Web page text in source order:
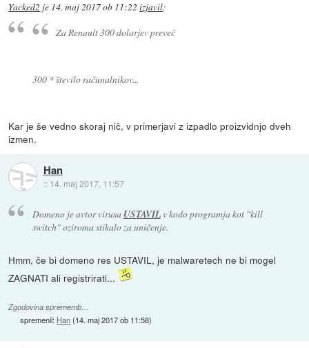
Yacked2 je 14. maj 2017 ob 11:22 izjavil:
Za Renault 300 dolarjev preveč
300 * število računalnikov...
Kar je še vedno skoraj nič, v primerjavi z izpadlo proizvidnjo dveh
izmen.
Han
:: 14. maj 2017, 11:57
Domeno je avtor virusa USTAVILv kodo programja kot "kill
switch" oziroma stikalo za uničenje.
Hmm, če bi domeno res USTAVIL, je malwaretech ne bi mogel
ZAGNATI ali registrirati...
Zgodovina sprememb…
spremenil: Han(14. maj 2017 ob 11:58)